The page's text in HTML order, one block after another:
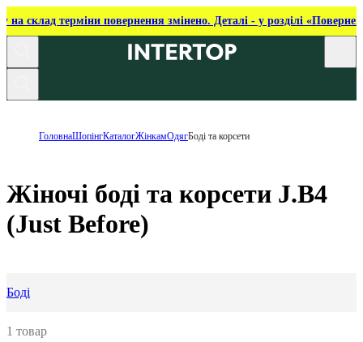
на склад терміни повернення змінено. Деталі - у розділі
ГоловнаШопінгКаталогЖінкамОдягБоді та корсети
Жіночі боді та корсети J.B4
(Just Before)
Боді
1 товар